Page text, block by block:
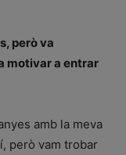
però va
motivar a entrar
amb la meva
però vam trobar